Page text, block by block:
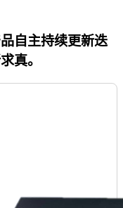
自主持续更新迭
真。